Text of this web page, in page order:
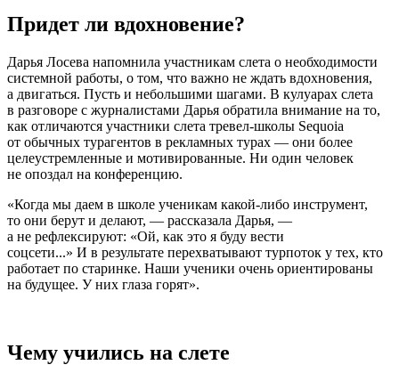
Придет ли вдохновение?
Дарья Лосева напомнила участникам слета о необходимости
системной работы, о том, что важно не ждать вдохновения,
а двигаться. Пусть и небольшими шагами. В кулуарах слета
в разговоре с журналистами Дарья обратила внимание на то,
как отличаются участники слета тревел-школы Sequoia
от обычных турагентов в рекламных турах — они более
целеустремленные и мотивированные. Ни один человек
не опоздал на конференцию.
«Когда мы даем в школе ученикам какой-либо инструмент,
то они берут и делают, — рассказала Дарья, —
а не рефлексируют: «Ой, как это я буду вести
соцсети...» И в результате перехватывают турпоток у тех, кто
работает по старинке. Наши ученики очень ориентированы
на будущее. У них глаза горят».
Чему учились на слете